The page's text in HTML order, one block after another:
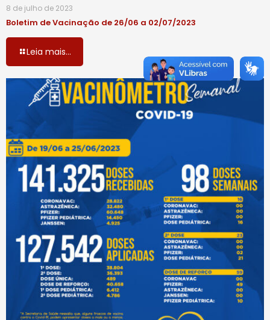
8 de julho de 2023
Boletim de Vacinação de 26/06 a 02/07/2023
Leia mais...